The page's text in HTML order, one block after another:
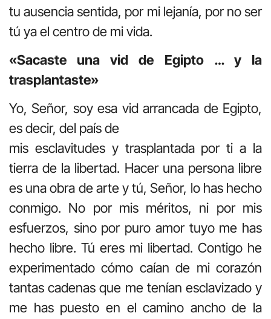
tu ausencia sentida, por mi lejanía, por no ser
tú ya el centro de mi vida.
«Sacaste una vid de Egipto … y la
trasplantaste»
Yo, Señor, soy esa vid arrancada de Egipto,
es decir, del país de
mis esclavitudes y trasplantada por ti a la
tierra de la libertad. Hacer una persona libre
es una obra de arte y tú, Señor, lo has hecho
conmigo. No por mis méritos, ni por mis
esfuerzos, sino por puro amor tuyo me has
hecho libre. Tú eres mi libertad. Contigo he
experimentado cómo caían de mi corazón
tantas cadenas que me tenían esclavizado y
me has puesto en el camino ancho de la